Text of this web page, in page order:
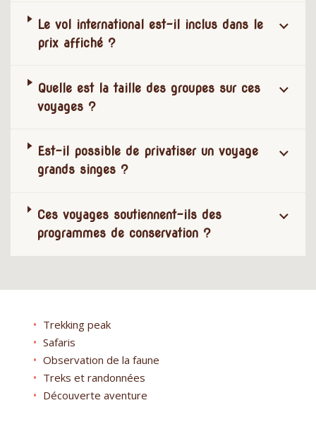
Le vol international est-il inclus dans le
prix affiché ?
Quelle est la taille des groupes sur ces
voyages ?
Est-il possible de privatiser un voyage
grands singes ?
Ces voyages soutiennent-ils des
programmes de conservation ?
Trekking peak
Safaris
Observation de la faune
Treks et randonnées
Découverte aventure